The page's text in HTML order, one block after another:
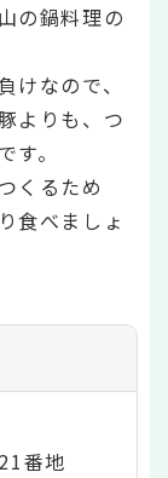
の鍋料理の
なので、
よりも、つ
。
くるため
食べましょ
番地